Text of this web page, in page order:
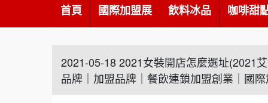
首頁 國際加盟展 飲料冰品 咖啡甜
2021-05-18 2021女裝開店怎麼選址(2021
品牌｜加盟品牌｜餐飲連鎖加盟創業｜國